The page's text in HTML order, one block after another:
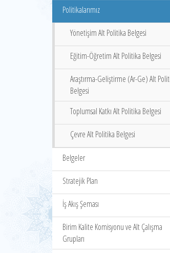
Politikalarımız
Yönetişim Alt Politika Belgesi
Eğitim-Öğretim Alt Politika Belgesi
Araştırma-Geliştirme (Ar-Ge) Alt
Belgesi
Toplumsal Katkı Alt Politika Belgesi
Çevre Alt Politika Belgesi
Belgeler
Stratejik Plan
İş Akış Şeması
Birim Kalite Komisyonu ve Alt Çalışma
Grupları